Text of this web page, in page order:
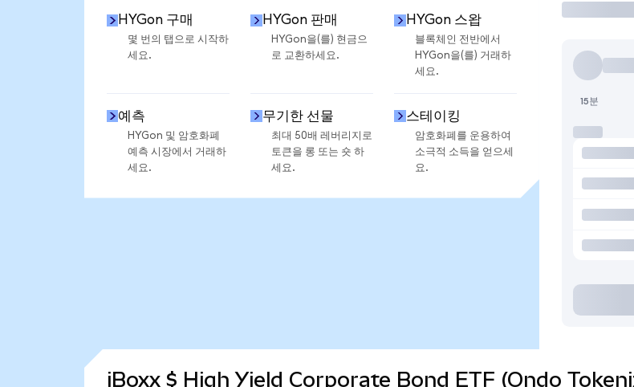
HYGon 구매
몇 번의 탭으로 시작하
세요.
HYGon 판매
HYGon을(를) 현금으
로 교환하세요.
HYGon 스왑
블록체인 전반에서
HYGon을(를) 거래하
세요.
예측
HYGon 및 암호화폐
예측 시장에서 거래하
세요.
무기한 선물
최대 50배 레버리지로
토큰을 롱 또는 숏 하
세요.
스테이킹
암호화폐를 운용하여
소극적 소득을 얻으세
요.
15분
iBoxx $ High Yield Corporate Bond ETF (Ondo